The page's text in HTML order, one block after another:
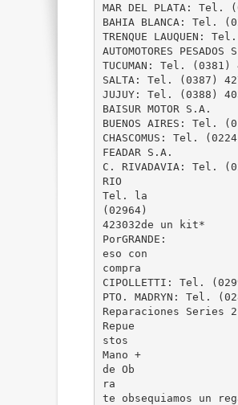
MAR DEL PLATA: Tel.
BAHIA BLANCA: Tel.
TRENQUE LAUQUEN:
AUTOMOTORES PESADOS
TUCUMAN: Tel. (0381)
SALTA: Tel. (0387)
JUJUY: Tel. (0388)
BAISUR MOTOR S.A.
BUENOS AIRES: Tel.
CHASCOMUS: Tel.
FEADAR S.A.
C. RIVADAVIA: Tel.
RIO
Tel. la
(02964)
423032de un kit*
PorGRANDE:
eso con
compra
CIPOLLETTI: Tel.
PTO. MADRYN: Tel.
Reparaciones Series
Repue
stos
Mano +
de Ob
ra
te obsequiamos un